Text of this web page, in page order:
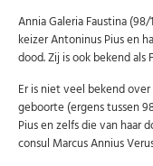
Annia Galeria Faustina
keizer Antoninus Pius en
dood. Zij is ook bekend als
Er is niet veel bekend
geboorte (ergens tussen
Pius en zelfs die van haar
consul Marcus Annius